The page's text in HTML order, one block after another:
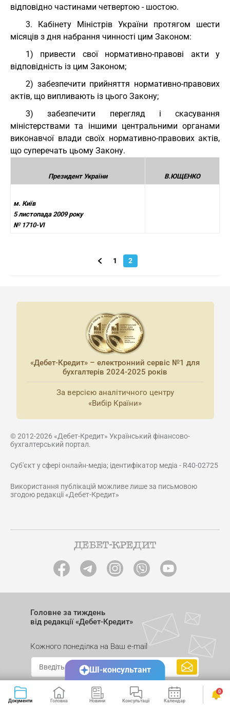
відповідно частинами четвертою - шостою.
3. Кабінету Міністрів України протягом шести
місяців з дня набрання чинності цим Законом:
1) привести свої нормативно-правові акти у
відповідність із цим Законом;
2) забезпечити прийняття нормативно-правових
актів, що випливають із цього Закону;
3) забезпечити перегляд і скасування
міністерствами та іншими центральними органами
виконавчої влади своїх нормативно-правових актів,
що суперечать цьому Закону.
Президент України В.ЮЩЕНКО
м. Київ
5 листопада 2009 року
№ 1710-VI
1 2
«Дебет-Кредит» – електронний сервіс №1 для
бухгалтерів 2024-2025 років
За версією аналітичного центру
«Вибір Країни»
© 2012-2026 «Дебет-Кредит» Український фінансово-
бухгалтерський портал.
Суб'єкт у сфері онлайн-медіа; ідентифікатор медіа - R40-02725
Використання публікацій можливе лише за письмовою
згодою редакції «Дебет-Кредит»
Головне за тиждень
від редакції «Дебет-Кредит»
Кожного понеділка на Ваш e-mail
Документи Головна Новини Консультації Календар Сервіси
0
ШІ-консультант